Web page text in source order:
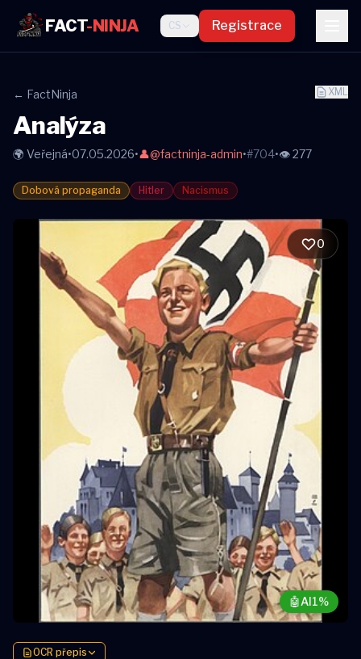
FACT-NINJA CS Registrace
← FactNinja XML
Analýza
🌍 Veřejná•07.05.2026•👤@factninja-admin•#704•👁 277
Dobová propaganda Hitler Nacismus
0
🤖AI1%
OCR přepis